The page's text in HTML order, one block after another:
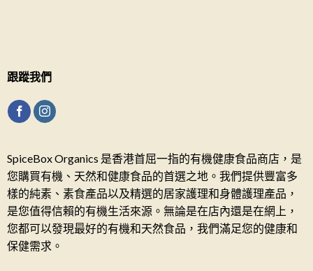
跟蹤我們
SpiceBox Organics 是香港首屈一指的有機健康食品商店，是
您購買有機、天然和健康食品的首選之地。我們提供豐富多
樣的純素、素食產品以及精選的居家護理和身體護理產品，
是您值得信賴的有機生活來源。無論是在店內還是在網上，
您都可以發現最好的有機和天然食品，我們滿足您的健康和
保健需求。